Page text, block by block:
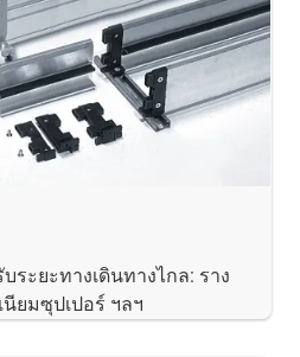
ระยะทางเดินทางไกล: ราง
ยมซุปเปอร์ ฯลฯ